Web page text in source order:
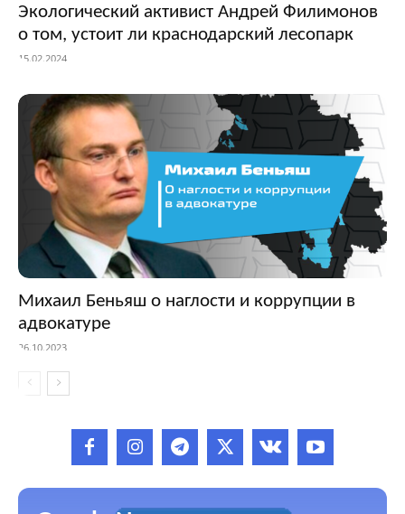
Экологический активист Андрей Филимонов
о том, устоит ли краснодарский лесопарк
15.02.2024
Михаил Беньяш о наглости и коррупции в
адвокатуре
26.10.2023